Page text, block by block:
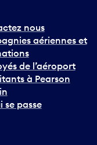
nous
aériennes et
de l’aéroport
à Pearson
se passe